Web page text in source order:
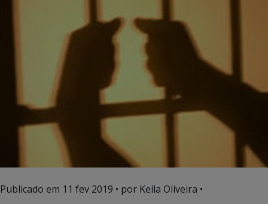
Publicado em 11 fev 2019 • por Keila Oliveira •